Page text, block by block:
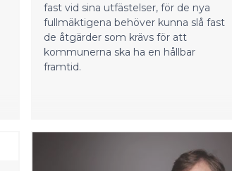
fast vid sina utfästelser, för de nya
fullmäktigena behöver kunna slå fast
de åtgärder som krävs för att
kommunerna ska ha en hållbar
framtid.